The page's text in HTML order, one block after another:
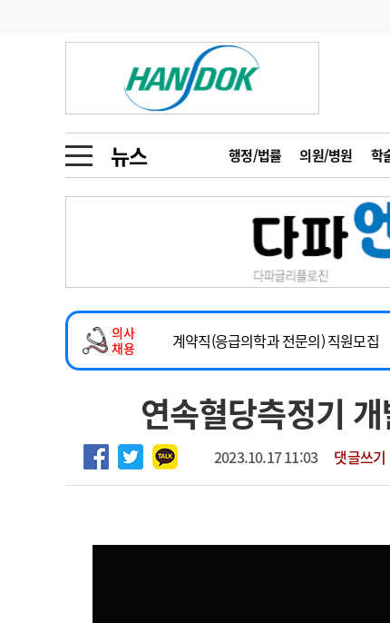
뉴스 행정/법률 의원/병원 학
금주의 검색어
1
의사인력 수급
2
성분명 처방
3
AI의료
4
전공의 모집
인사
오피니언
인물 초대석 피플
동영상뉴스
포토뉴스
메디 Hospital 지역병원 중소
인포메이션 행정처분 판례
회사소개 법적
의사
채용
2026년 하반기 인턴 모집
마취통증의학과 임기제 임상의사 채용
계약직(응급의학과 전문의) 직원모집
하반기 전공의(레지던트1년차) 모집
2026년 하반기 인턴 모집
마취통증의학과 임기제 임상의사 채용
연속혈당측정기
2023.10.17 11:03 댓글쓰기